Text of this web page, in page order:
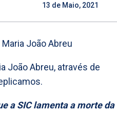
13 de Maio, 2021
João Abreu, através de
a SIC lamenta a morte da